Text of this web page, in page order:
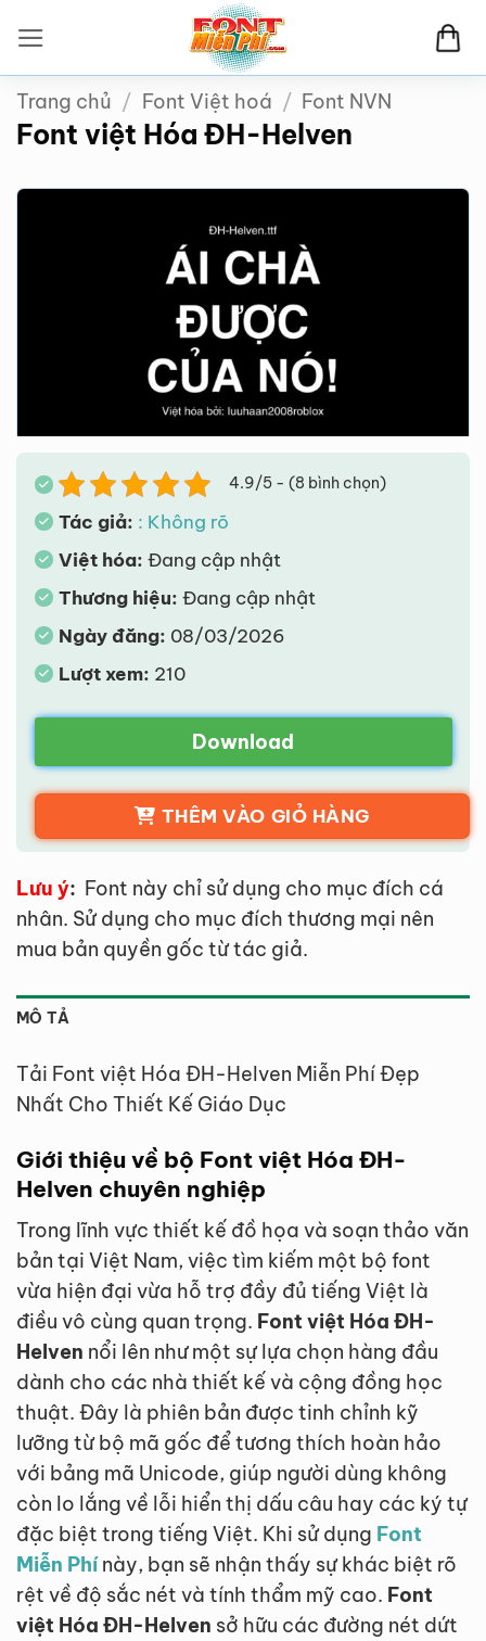
qua
nội
dung
Trang chủ / Font Việt hoá / Font NVN
Font việt Hóa ĐH-Helven
4.9/5 - (8 bình chọn)
Tác giả: : Không rõ
Việt hóa: Đang cập nhật
Thương hiệu: Đang cập nhật
Ngày đăng: 08/03/2026
Lượt xem: 210
Download
THÊM VÀO GIỎ HÀNG
Lưu ý: Font này chỉ sử dụng cho mục đích cá
nhân. Sử dụng cho mục đích thương mại nên
mua bản quyền gốc từ tác giả.
MÔ TẢ
Tải Font việt Hóa ĐH-Helven Miễn Phí Đẹp
Nhất Cho Thiết Kế Giáo Dục
Giới thiệu về bộ Font việt Hóa ĐH-
Helven chuyên nghiệp
Trong lĩnh vực thiết kế đồ họa và soạn thảo văn
bản tại Việt Nam, việc tìm kiếm một bộ font
vừa hiện đại vừa hỗ trợ đầy đủ tiếng Việt là
điều vô cùng quan trọng. Font việt Hóa ĐH-
Helven nổi lên như một sự lựa chọn hàng đầu
dành cho các nhà thiết kế và cộng đồng học
thuật. Đây là phiên bản được tinh chỉnh kỹ
lưỡng từ bộ mã gốc để tương thích hoàn hảo
với bảng mã Unicode, giúp người dùng không
còn lo lắng về lỗi hiển thị dấu câu hay các ký tự
đặc biệt trong tiếng Việt. Khi sử dụng Font
Miễn Phínày, bạn sẽ nhận thấy sự khác biệt rõ
rệt về độ sắc nét và tính thẩm mỹ cao. Font
việt Hóa ĐH-Helven sở hữu các đường nét dứt